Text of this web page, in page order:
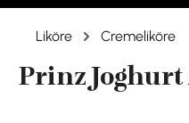
Liköre Cremeliköre
Prinz Joghurt